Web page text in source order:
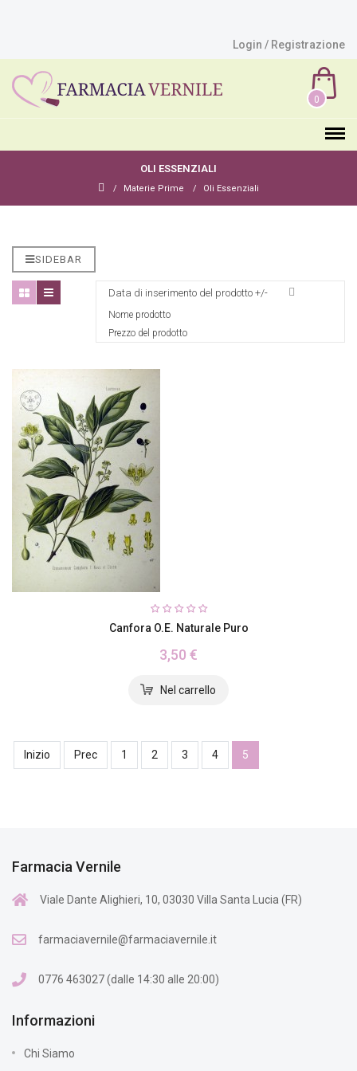
Login / Registrazione
0
OLI ESSENZIALI
Materie Prime Oli Essenziali
SIDEBAR
Data di inserimento del prodotto +/-
Nome prodotto
Prezzo del prodotto
Canfora O.E. Naturale Puro
3,50 €
Inizio Prec 1 2 3 4 5
Farmacia Vernile
Viale Dante Alighieri, 10, 03030 Villa Santa Lucia (FR)
farmaciavernile@farmaciavernile.it
0776 463027 (dalle 14:30 alle 20:00)
Informazioni
Chi Siamo